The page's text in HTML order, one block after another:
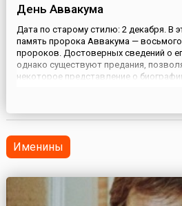
День Аввакума
Дата по старому стилю: 2 декабря. В
память пророка Аввакума —
пророков. Достоверных сведений о
однако существуют предания,
некоторое представление о
родину. Во время в...
Именины